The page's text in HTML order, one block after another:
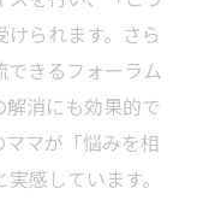
られます。さら
きるフォーラム
消にも効果的で
マが「悩みを相
感しています。